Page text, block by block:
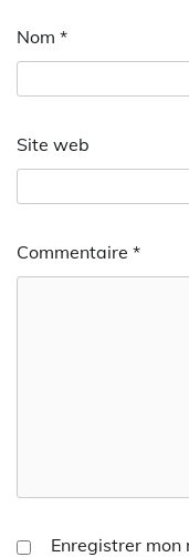
Nom *
Site web
Commentaire *
Enregistrer